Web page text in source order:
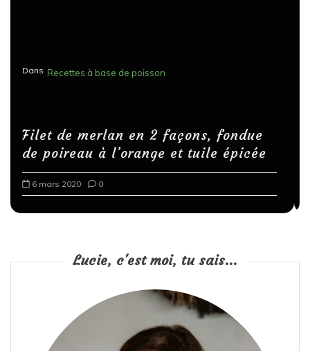
Salons, rencontres et partenariats
Spaghettis aux légumes rôtis au
balsamique
18 mars 2020
Lucie, c'est moi, tu sais...